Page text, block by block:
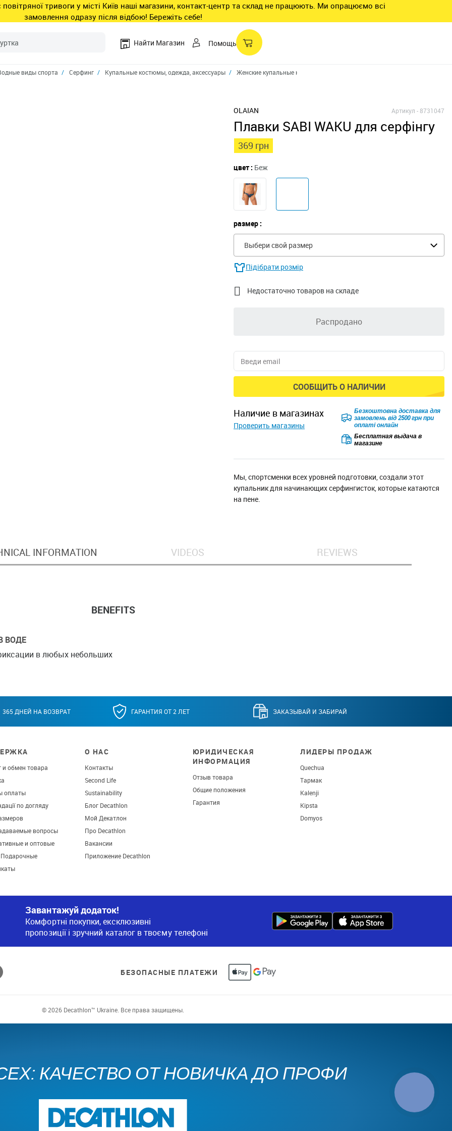
повітряної тривоги у місті Київ наші магазини, контакт-центр та склад не працюють. Ми опрацюємо всі
замовлення одразу після відбою! Бережіть себе!
Найти Магазин Помощь
виды спорта Серфинг Купальные костюмы, одежда, аксессуары Женские купальные костюмы
OLAIAN Артикул -8731047
Плавки SABI WAKU для серфінгу
369 грн
цвет : Беж
размер :
Выбери свой размер
Підібрати розмір
 Недостаточно товаров на складе
Распродано
СООБЩИТЬ О НАЛИЧИИ
наличие в магазинах
Проверить магазины
Безкоштовна доставка для
замовлень від 2500 грн при
оплаті онлайн
Бесплатная выдача в
магазине
Мы, спортсменки всех уровней подготовки, создали этот
купальник для начинающих серфингисток, которые катаются
на пене.
INFORMATION VIDEOS REVIEWS
BENEFITS
ВОДЕ
в любых небольших
365 ДНЕЙ НА ВОЗВРАТ ГАРАНТИЯ ОТ 2 ЛЕТ ЗАКАЗЫВАЙ И ЗАБИРАЙ
и обмен товара
оплаты
по догляду
вопросы
и оптовые
О НАС
Контакты
Second Life
Sustainability
Блог Decathlon
Мой Декатлон
Про Decathlon
Вакансии
Приложение Decathlon
ЮРИДИЧЕСКАЯ
ИНФОРМАЦИЯ
Отзыв товара
Общие положения
Гарантия
ЛИДЕРЫ ПРОДАЖ
Quechua
Тармак
Kalenji
Kipsta
Domyos
Завантажуй додаток!
Комфортні покупки, ексклюзивні
пропозиції і зручний каталог в твоєму телефоні
БЕЗОПАСНЫЕ ПЛАТЕЖИ
© 2026 Decathlon™ Ukraine. Все права защищены.
КАЧЕСТВО ОТ НОВИЧКА ДО ПРОФИ